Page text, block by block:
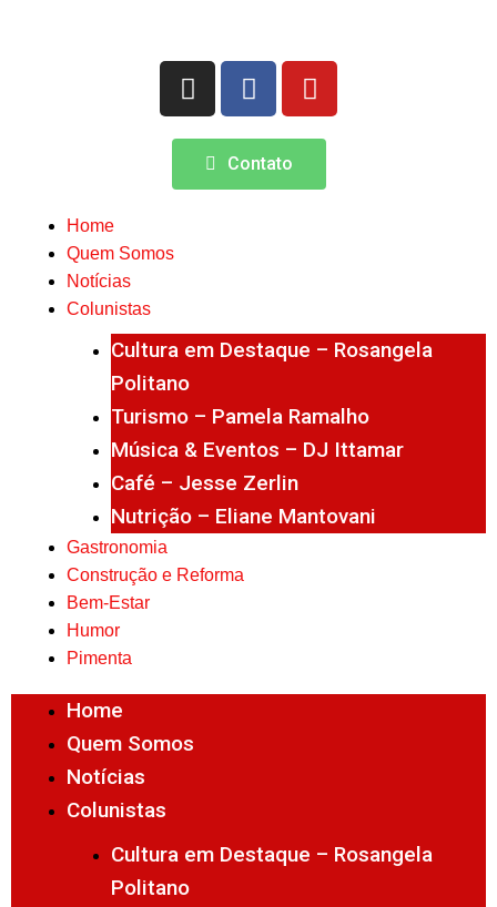
Contato
Home
Quem Somos
Notícias
Colunistas
Cultura em Destaque – Rosangela
Politano
Turismo – Pamela Ramalho
Música & Eventos – DJ Ittamar
Café – Jesse Zerlin
Nutrição – Eliane Mantovani
Gastronomia
Construção e Reforma
Bem-Estar
Humor
Pimenta
Home
Quem Somos
Notícias
Colunistas
Cultura em Destaque – Rosangela
Politano